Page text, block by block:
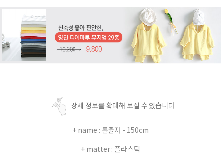
상세 정보를 확대해 보실 수 있습니다
+ name : 롤줄자 - 150cm
+ matter : 플라스틱